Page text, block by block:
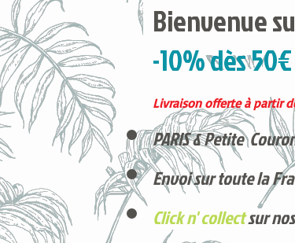
Bienvenue
-10% dès
Livraison offerte à partir
PARIS & Petite
Envoi sur toute la
Click n' collectsur